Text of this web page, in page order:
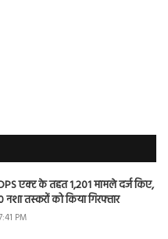
एक्ट के तहत 1,201 मामले दर्ज किए,
तस्करों को किया गिरफ्तार
PM